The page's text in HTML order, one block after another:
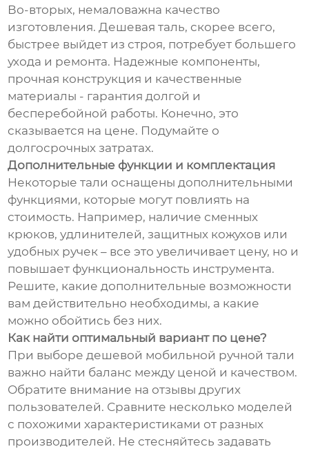
Во-вторых, немаловажна качество
изготовления. Дешевая таль, скорее всего,
быстрее выйдет из строя, потребует большего
ухода и ремонта. Надежные компоненты,
прочная конструкция и качественные
материалы - гарантия долгой и
бесперебойной работы. Конечно, это
сказывается на цене. Подумайте о
долгосрочных затратах.
Дополнительные функции и комплектация
Некоторые тали оснащены дополнительными
функциями, которые могут повлиять на
стоимость. Например, наличие сменных
крюков, удлинителей, защитных кожухов или
удобных ручек – все это увеличивает цену, но и
повышает функциональность инструмента.
Решите, какие дополнительные возможности
вам действительно необходимы, а какие
можно обойтись без них.
Как найти оптимальный вариант по цене?
При выборе дешевой мобильной ручной тали
важно найти баланс между ценой и качеством.
Обратите внимание на отзывы других
пользователей. Сравните несколько моделей
с похожими характеристиками от разных
производителей. Не стесняйтесь задавать